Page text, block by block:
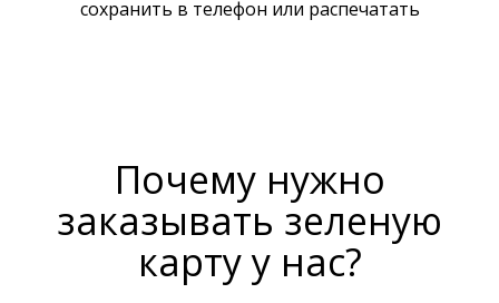
сохранить в телефон или распечатать
Почему нужно
заказывать зеленую
карту у нас?